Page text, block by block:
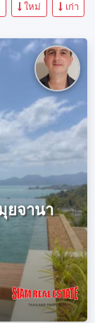
เก่า
ใหม่
ยจานา